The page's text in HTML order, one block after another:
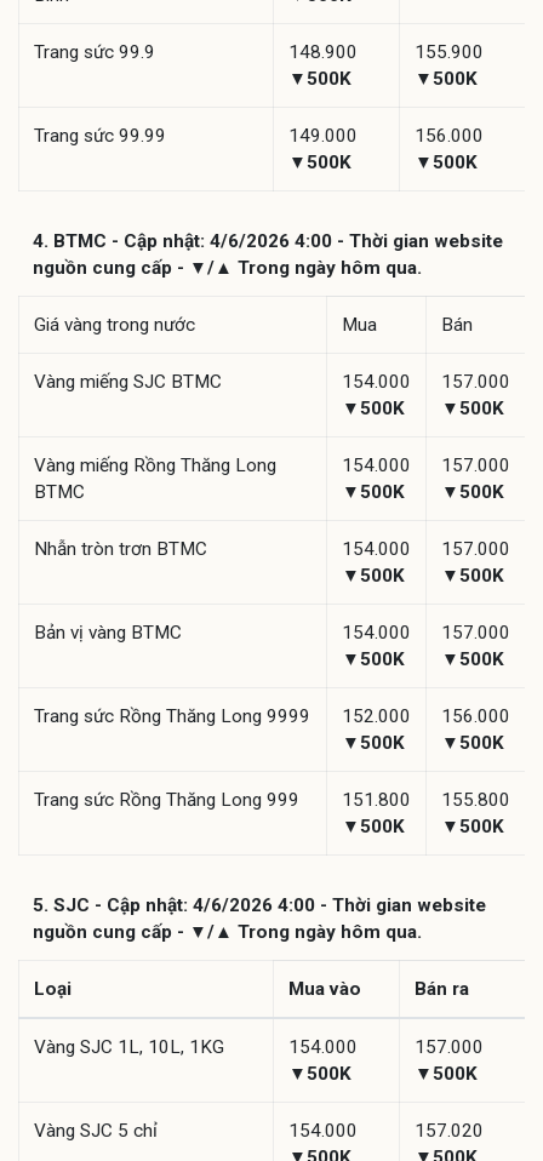
Trang sức 99.9
148.900
▼500K
155.900
▼500K
Trang sức 99.99
149.000
▼500K
156.000
▼500K
4. BTMC - Cập nhật: 4/6/2026 4:00 - Thời gian website
nguồn cung cấp - ▼/▲ Trong ngày hôm qua.
Giá vàng trong nước Mua Bán
Vàng miếng SJC BTMC
154.000
▼500K
157.000
▼500K
Vàng miếng Rồng Thăng Long
BTMC
154.000
▼500K
157.000
▼500K
Nhẫn tròn trơn BTMC
154.000
▼500K
157.000
▼500K
Bản vị vàng BTMC
154.000
▼500K
157.000
▼500K
Trang sức Rồng Thăng Long 9999
152.000
▼500K
156.000
▼500K
Trang sức Rồng Thăng Long 999
151.800
▼500K
155.800
▼500K
5. SJC - Cập nhật: 4/6/2026 4:00 - Thời gian website
nguồn cung cấp - ▼/▲ Trong ngày hôm qua.
Loại Mua vào Bán ra
Vàng SJC 1L, 10L, 1KG
154.000
▼500K
157.000
▼500K
Vàng SJC 5 chỉ
154.000
157.020